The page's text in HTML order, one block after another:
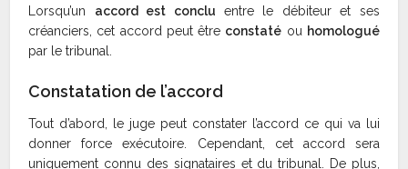
Lorsqu’un accord est conclu entre le débiteur et ses
créanciers, cet accord peut être constaté ou homologué
par le tribunal.
Constatation de l’accord
Tout d’abord, le juge peut constater l’accord ce qui va lui
donner force exécutoire. Cependant, cet accord sera
uniquement connu des signataires et du tribunal. De plus,